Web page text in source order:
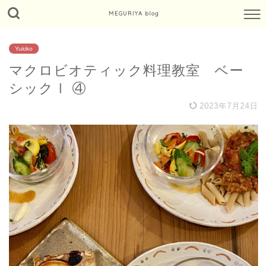
MEGURIYA blog
Yukiko
マクロビオティック料理教室 ベー
シックⅠ ④
2023年7月24日